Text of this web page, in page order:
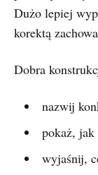
Dużo lepiej
korektą
Dobra
nazwij
pokaż, jak
wyjaśnij,